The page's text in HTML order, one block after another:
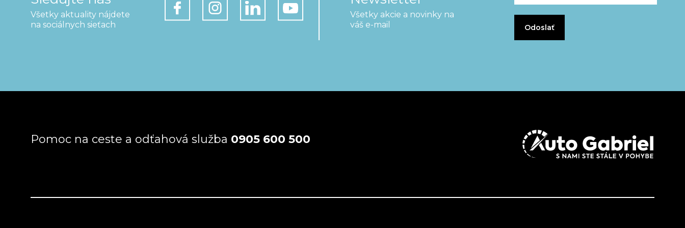
Všetky aktuality nájdete
na sociálnych sieťach
Všetky akcie a novinky na
váš e-mail
Pomoc na ceste a odťahová služba 0905 600 500